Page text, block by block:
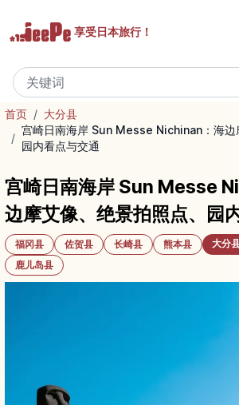
享受日本旅行！
首页 / 大分县
/
宫崎日南海岸 Sun Messe Nichinan：海边
园内看点与交通
宫崎日南海岸 Sun Messe
边摩艾像、绝景拍照点、园
福冈县 佐贺县 长崎县 熊本县 大分
鹿儿岛县